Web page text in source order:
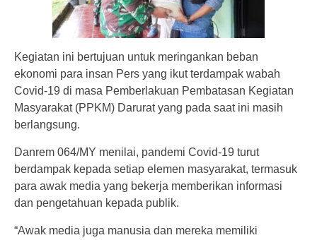
Kegiatan ini bertujuan untuk meringankan beban
ekonomi para insan Pers yang ikut terdampak wabah
Covid-19 di masa Pemberlakuan Pembatasan Kegiatan
Masyarakat (PPKM) Darurat yang pada saat ini masih
berlangsung.
Danrem 064/MY menilai, pandemi Covid-19 turut
berdampak kepada setiap elemen masyarakat, termasuk
para awak media yang bekerja memberikan informasi
dan pengetahuan kepada publik.
“Awak media juga manusia dan mereka memiliki